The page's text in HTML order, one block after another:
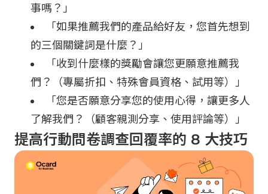
事嗎？」
「如果推薦我們的產品給好友，您首先想到
的三個關鍵詞是什麼？」
「收到什麼樣的獎勵會讓您更願意推薦我
們？（專屬折扣、特殊會員資格、試用等）」
「您是否願意分享您的使用心得，讓更多人
了解我們？（顧客親測分享、使用評論等）」
提高行動問卷調查回覆率的 8 大技巧